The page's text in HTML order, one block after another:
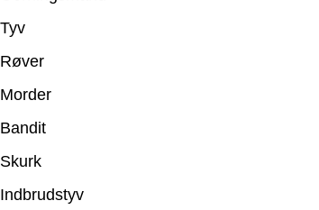
Tyv
Røver
Morder
Bandit
Skurk
Indbrudstyv